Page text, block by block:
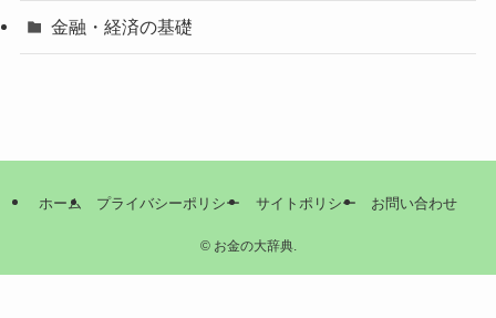
金融・経済の基礎
ホーム プライバシーポリシー サイトポリシー お問い合わせ
©お金の大辞典.